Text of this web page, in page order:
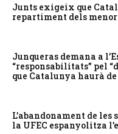
Junts exigeix que
repartiment dels
Junqueras demana a
“responsabilitats” pel
que Catalunya haurà
L’abandonament de
la UFEC espanyolitza